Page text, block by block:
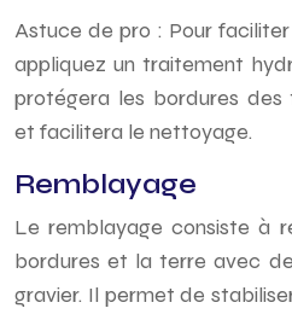
Astuce de pro : Pour
appliquez un traitement
protégera les bordures des
et facilitera le nettoyage.
Remblayage
Le remblayage consiste à
bordures et la terre avec
gravier. Il permet de